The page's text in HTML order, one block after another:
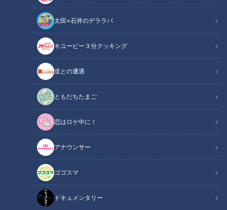
太田×石井のデララバ
キユーピー３分クッキング
道との遭遇
ともだちたまご
恋はロケ中に！
アナウンサー
ゴゴスマ
ドキュメンタリー
花咲かタイムズ
「花咲かタイムズ」動画
FANTASTICSが花咲かタイムズに登場！ニューアルバム＆ラ
イブツアーの情報をお届け！
この記事の画像を見る
この記事を見たあなたへのおすすめ